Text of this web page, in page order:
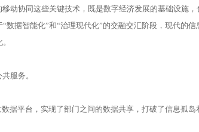
动协同这些关键技术，既是数字经济发展的基础设施，
据智能化”和“治理现代化”的交融交汇阶段，现代的信
服务。
据平台，实现了部门之间的数据共享，打破了信息孤岛